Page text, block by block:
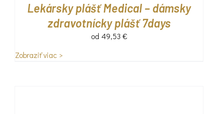
Lekársky plášť Medical – dámsky
zdravotnícky plášť 7days
od 49,53 €
Zobraziť viac >